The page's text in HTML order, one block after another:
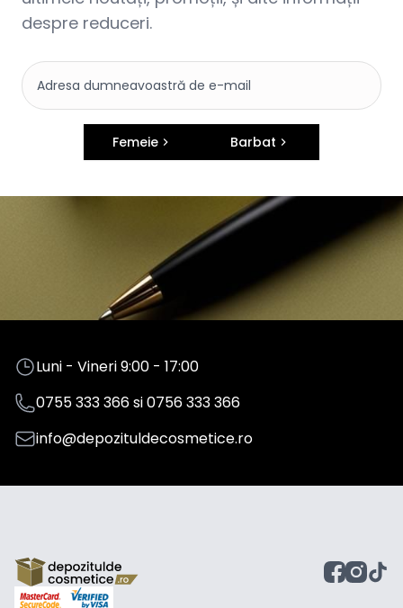
despre reduceri.
Femeie Barbat
Luni - Vineri 9:00 - 17:00
0755 333 366si0756 333 366
info@depozituldecosmetice.ro